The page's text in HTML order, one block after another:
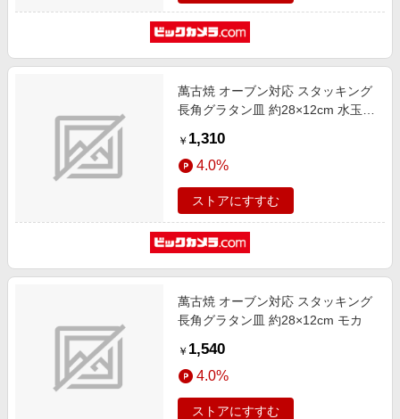
萬古焼 オーブン対応 スタッキング
長角グラタン皿 約28×12cm 水玉
￥ 1,310
4.0%
ストアにすすむ
萬古焼 オーブン対応 スタッキング
長角グラタン皿 約28×12cm モカ
￥ 1,540
4.0%
ストアにすすむ